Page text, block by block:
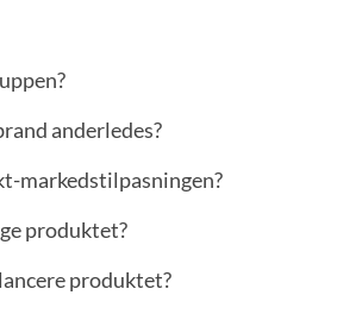
anderledes?
markedstilpasningen?
produktet?
produktet?